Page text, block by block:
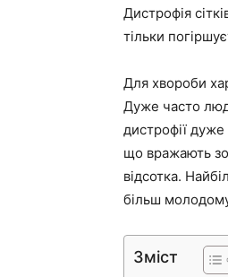
Дистрофія
тільки
Для хвороби
Дуже часто
дистрофії
що вражають
відсотка.
більш молодому
Зміст